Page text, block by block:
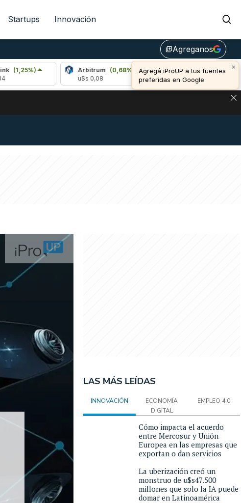
Startups Innovación
library_addAgreganos
×
Agregá iProUP a tus fuentes
preferidas en Google
Arbitrum
(0,68%)
Bitcoin (-0,08%)
u$s 64.936,00
IMPACTO EN BITCOIN, DÓLAR CRIPTO Y EXCHANGES
LAS MÁS LEÍDAS
INNOVACIÓN
ECONOMÍA
DIGITAL
EMPLEO 4.0
Cómo impacta el acuerdo
entre Mercosur y Unión
Europea en las empresas que
exportan o dan servicios
La uberización creó un
monstruo de u$s47.500
millones que solo la IA puede
domar en Latinoamérica